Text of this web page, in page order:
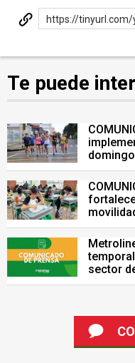
https://tinyurl.com/
Te puede
Pruebas
sector